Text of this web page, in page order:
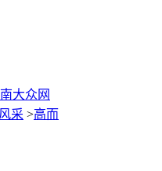
大众网
采 >高而